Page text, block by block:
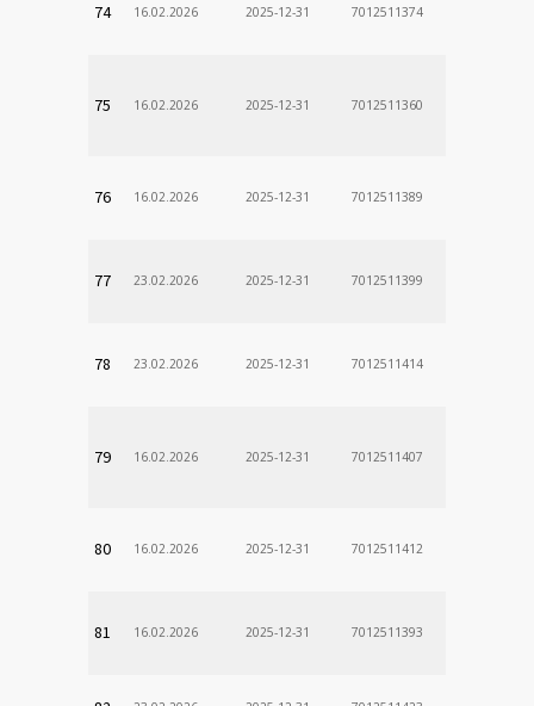
74 16.02.2026 2025-12-31 7012511374
75 16.02.2026 2025-12-31 7012511360
76 16.02.2026 2025-12-31 7012511389
77 23.02.2026 2025-12-31 7012511399
78 23.02.2026 2025-12-31 7012511414
79 16.02.2026 2025-12-31 7012511407
80 16.02.2026 2025-12-31 7012511412
81 16.02.2026 2025-12-31 7012511393